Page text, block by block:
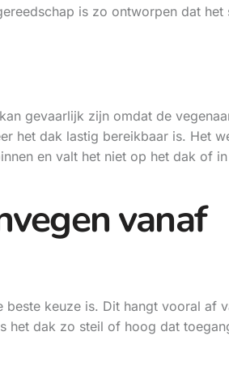
is zo ontworpen dat het
gevaarlijk zijn omdat de
het dak lastig bereikbaar is. Het
en valt het niet op het dak of
vanaf
keuze is. Dit hangt vooral af
het dak zo steil of hoog dat